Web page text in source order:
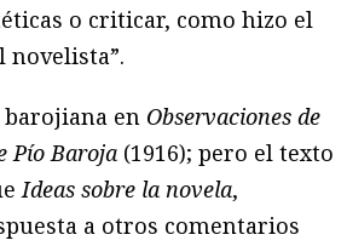
o criticar, como hizo el
novelista”.
en Observaciones de
Pío Baroja (1916); pero el texto
Ideas sobre la novela,
a otros comentarios